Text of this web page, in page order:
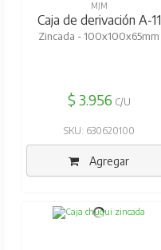
MJM
Caja de derivación A-11
Zincada - 100x100x65mm
$ 3.956 C/U
SKU: 630620100
Agregar